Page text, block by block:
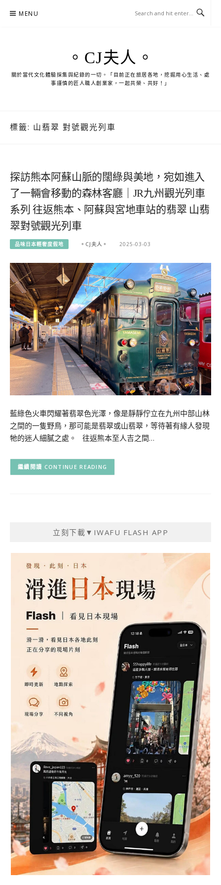
MENU
。CJ夫人。
關於當代文化體驗採集與紀錄的一切。「目前正在旅居各地，挖掘用心生活、處
事謹慎的匠人職人創業家，一起共榮、共好！」
標籤: 山翡翠 對號觀光列車
探訪熊本阿蘇山脈的闊綠與美地，宛如進入
了一輛會移動的森林客廳｜JR九州觀光列車
系列 往返熊本、阿蘇與宮地車站的翡翠 山翡
翠對號觀光列車
品味日本輕奢度假地 。CJ夫人。 2025-03-03
藍綠色火車閃耀著翡翠色光澤，像是靜靜佇立在九州中部山林
之間的一隻野鳥，那可能是翡翠或山翡翠，等待著有緣人發現
牠的迷人細膩之處。 往返熊本至人吉之間…
CONTINUE READING
立刻下載▼IWAFU FLASH APP